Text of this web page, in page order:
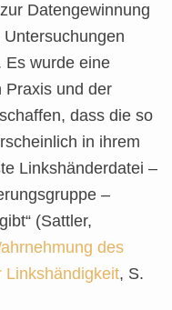
Datengewinnung
Es wurde eine
Praxis und der
dass die so
in ihrem
Linkshänderdatei –
–
(Sattler,
des
Linkshändigkeit, S.